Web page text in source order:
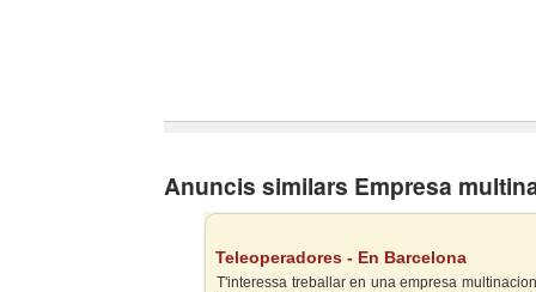
Anuncis similars Empresa
Teleoperadores - En Barcelona
T'interessa treballar en una empresa